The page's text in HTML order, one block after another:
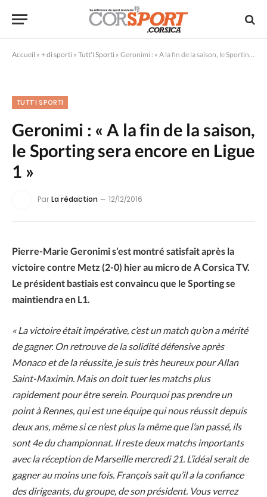
Accueil » + di sporti » Tutt'i Sporti » Geronimi : « A la fin de la saison, le Sporting sera encore en Ligue 1 »
TUTT'I SPORTI
Geronimi : « A la fin de la saison,
le Sporting sera encore en Ligue
1 »
ParLa rédaction 12/12/2016
Pierre-Marie Geronimi s’est montré satisfait après la
victoire contre Metz (2-0) hier au micro de A Corsica TV.
Le président bastiais est convaincu que le Sporting se
maintiendra en L1.
« La victoire était impérative, c’est un match qu’on a mérité
de gagner. On retrouve de la solidité défensive après
Monaco et de la réussite, je suis très heureux pour Allan
Saint-Maximin. Mais on doit tuer les matchs plus
rapidement pour être serein. Pourquoi pas prendre un
point à Rennes, qui est une équipe qui nous réussit depuis
deux ans, même si ce n’est plus la même que l’an passé, ils
sont 4e du championnat. Il reste deux matchs importants
avec la réception de Marseille mercredi 21. L’idéal serait de
gagner au moins une fois. François sait qu’il a la confiance
des dirigeants, du groupe, de son président. Vous verrez